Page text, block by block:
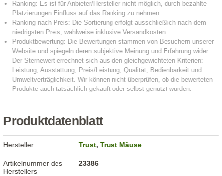
Produktdatenblatt
Hersteller Trust,Trust Mäuse
Artikelnummer des
Herstellers
23386